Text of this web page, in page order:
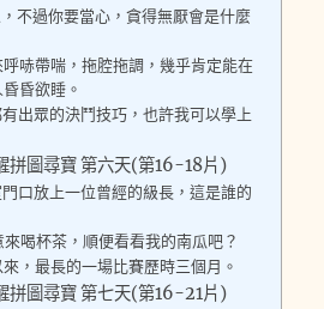
不過你要當心，貪得無厭會是什麼
哧帶喘，拖腔拖調，幾乎肯定能在
昏欲睡。
出眾的決鬥技巧，也許我可以學上
拼圖尋寶 第六天(第16-18片)
口放上一位曾經的級長，這是誰的
喝杯茶，順便看看我的南瓜吧？
，最長的一場比賽歷時三個月。
拼圖尋寶 第七天(第16-21片)